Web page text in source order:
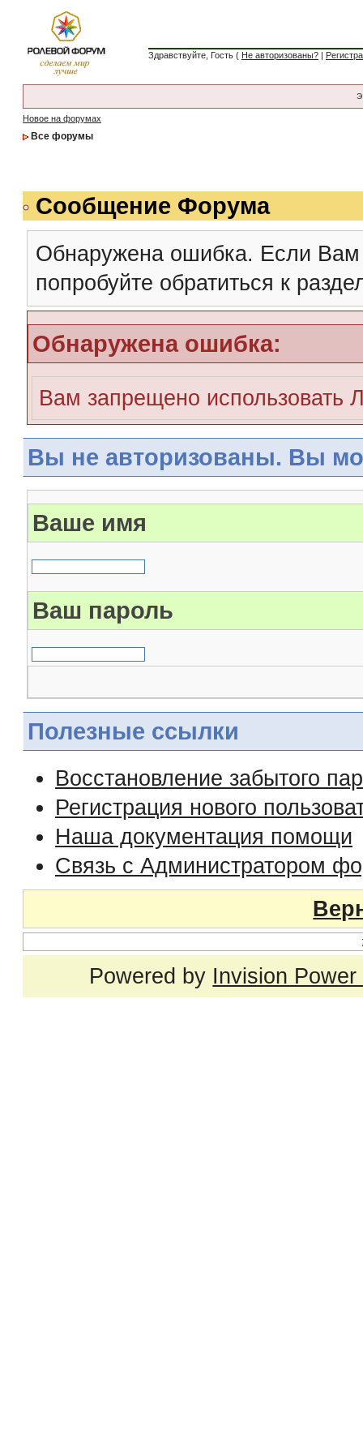
Здравствуйте, Гость ( Не авторизованы? |
Новое на форумах
Все форумы
Сообщение Форума
Обнаружена ошибка. Если
попробуйте обратиться к
Обнаружена ошибка:
Вам запрещено
Вы не авторизованы. Вы
Ваше имя
Ваш пароль
Полезные ссылки
Восстановление забытого
Регистрация нового
Наша документация помощи
Связь с Администратором
Powered by Invision Power